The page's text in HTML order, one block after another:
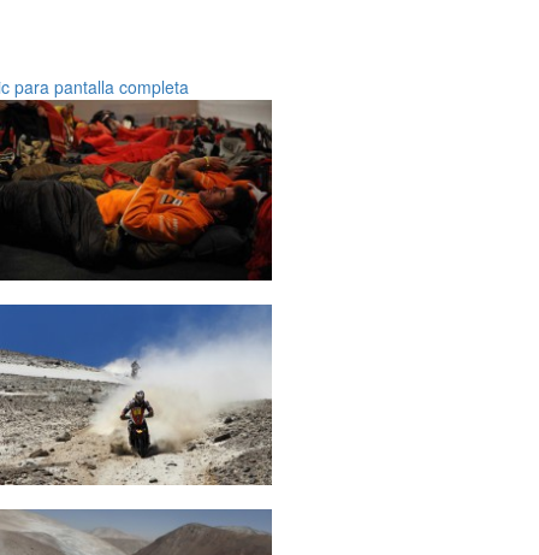
para pantalla completa